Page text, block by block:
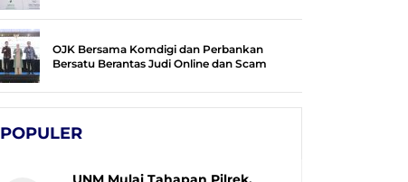
OJK Bersama Komdigi dan Perbankan
Bersatu Berantas Judi Online dan Scam
POPULER